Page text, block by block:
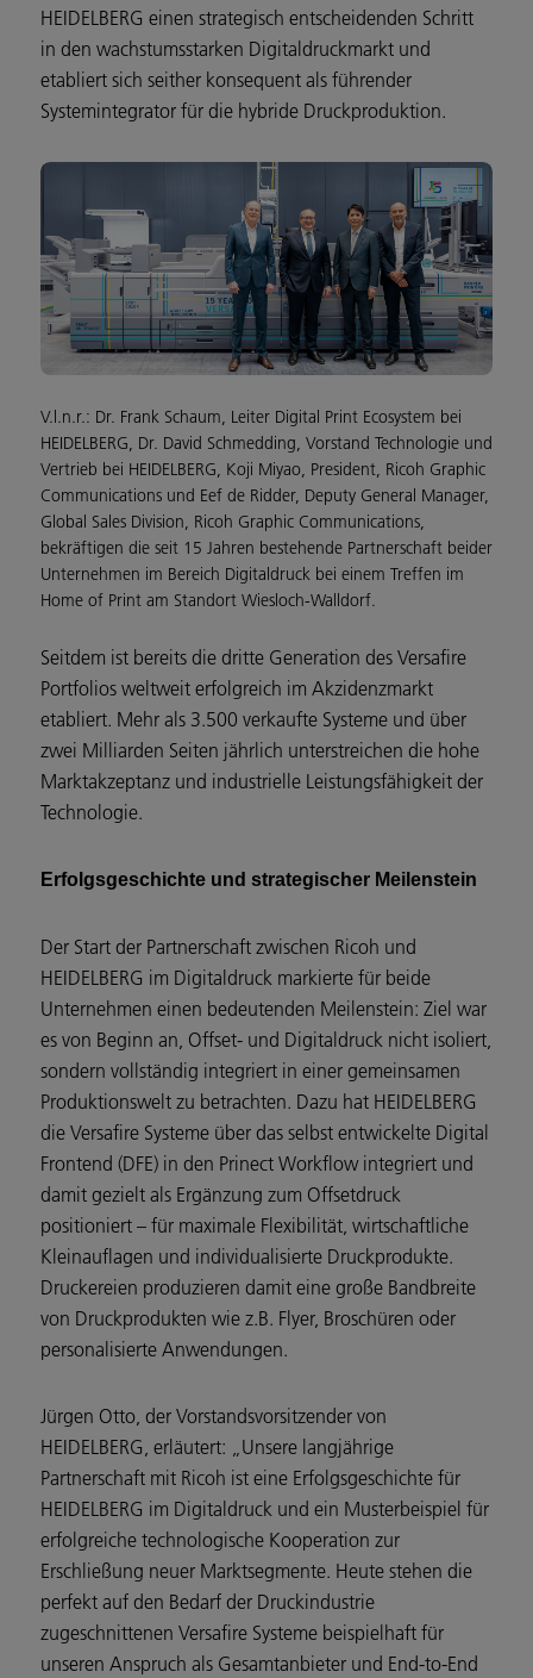
HEIDELBERG einen strategisch entscheidenden Schritt
in den wachstumsstarken Digitaldruckmarkt und
etabliert sich seither konsequent als führender
Systemintegrator für die hybride Druckproduktion.
V.l.n.r.: Dr. Frank Schaum, Leiter Digital Print Ecosystem bei
HEIDELBERG, Dr. David Schmedding, Vorstand Technologie und
Vertrieb bei HEIDELBERG, Koji Miyao, President, Ricoh Graphic
Communications und Eef de Ridder, Deputy General Manager,
Global Sales Division, Ricoh Graphic Communications,
bekräftigen die seit 15 Jahren bestehende Partnerschaft beider
Unternehmen im Bereich Digitaldruck bei einem Treffen im
Home of Print am Standort Wiesloch-Walldorf.
Seitdem ist bereits die dritte Generation des Versafire
Portfolios weltweit erfolgreich im Akzidenzmarkt
etabliert. Mehr als 3.500 verkaufte Systeme und über
zwei Milliarden Seiten jährlich unterstreichen die hohe
Marktakzeptanz und industrielle Leistungsfähigkeit der
Technologie.
Erfolgsgeschichte und strategischer Meilenstein
Der Start der Partnerschaft zwischen Ricoh und
HEIDELBERG im Digitaldruck markierte für beide
Unternehmen einen bedeutenden Meilenstein: Ziel war
es von Beginn an, Offset- und Digitaldruck nicht isoliert,
sondern vollständig integriert in einer gemeinsamen
Produktionswelt zu betrachten. Dazu hat HEIDELBERG
die Versafire Systeme über das selbst entwickelte Digital
Frontend (DFE) in den Prinect Workflow integriert und
damit gezielt als Ergänzung zum Offsetdruck
positioniert – für maximale Flexibilität, wirtschaftliche
Kleinauflagen und individualisierte Druckprodukte.
Druckereien produzieren damit eine große Bandbreite
von Druckprodukten wie z.B. Flyer, Broschüren oder
personalisierte Anwendungen.
Jürgen Otto, der Vorstandsvorsitzender von
HEIDELBERG, erläutert: „Unsere langjährige
Partnerschaft mit Ricoh ist eine Erfolgsgeschichte für
HEIDELBERG im Digitaldruck und ein Musterbeispiel für
erfolgreiche technologische Kooperation zur
Erschließung neuer Marktsegmente. Heute stehen die
perfekt auf den Bedarf der Druckindustrie
zugeschnittenen Versafire Systeme beispielhaft für
unseren Anspruch als Gesamtanbieter und End-to-End